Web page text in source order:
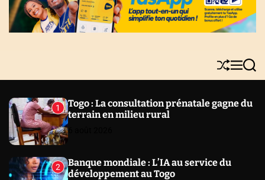
D
A
I
W
S
S
h
l
M
e
S
e
r
c
1
Togo : La consultation prénatale gagne du
terrain en milieu rural
2
Banque mondiale : L’IA au service du
développement au Togo